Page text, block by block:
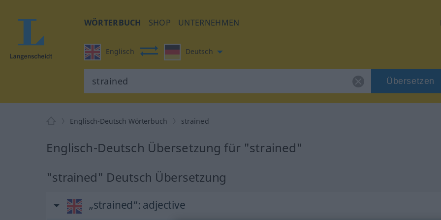
WÖRTERBUCH SHOP UNTERNEHMEN
Englisch Deutsch
Übersetzen
Englisch-Deutsch Wörterbuch strained
Englisch-Deutsch Übersetzung für "strained"
"strained" Deutsch Übersetzung
„strained“: adjective